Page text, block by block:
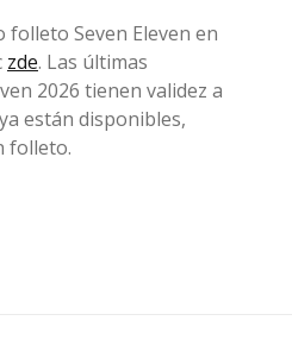
Seven Eleven en
zde. Las últimas
2026 tienen validez a
están disponibles,
folleto.